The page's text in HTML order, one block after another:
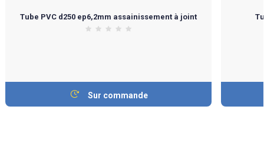
Tube PVC d250 ep6,2mm assainissement à joint
Sur commande